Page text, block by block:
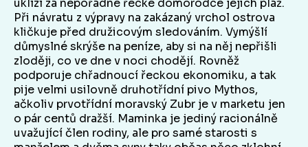
uklízí za nepořádné řecké domorodce jejich pláž.
Při návratu z výpravy na zakázaný vrchol ostrova
kličkuje před družicovým sledováním. Vymýšlí
důmyslné skrýše na peníze, aby si na něj nepřišli
zloději, co ve dne v noci chodějí. Rovněž
podporuje chřadnoucí řeckou ekonomiku, a tak
pije velmi usilovně druhotřídní pivo Mythos,
ačkoliv prvotřídní moravský Zubr je v marketu jen
o pár centů dražší. Maminka je jediný racionálně
uvažující člen rodiny, ale pro samé starosti s